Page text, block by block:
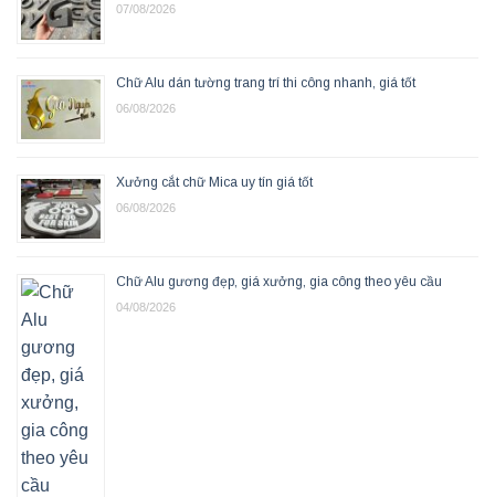
07/08/2026
Chữ Alu dán tường trang trí thi công nhanh, giá tốt
06/08/2026
Xưởng cắt chữ Mica uy tín giá tốt
06/08/2026
Chữ Alu gương đẹp, giá xưởng, gia công theo yêu cầu
04/08/2026